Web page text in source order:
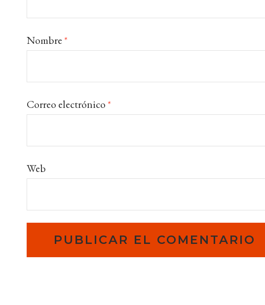
Nombre *
Correo electrónico *
Web